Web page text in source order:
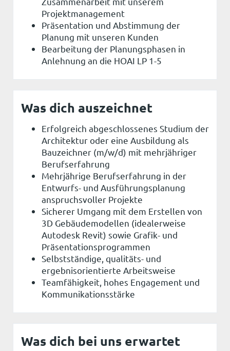
Projektmanagement
Präsentation und Abstimmung der
Planung mit unseren Kunden
Bearbeitung der Planungsphasen in
Anlehnung an die HOAI LP 1-5
Was dich auszeichnet
Erfolgreich abgeschlossenes Studium der
Architektur oder eine Ausbildung als
Bauzeichner (m/w/d) mit mehrjähriger
Berufserfahrung
Mehrjährige Berufserfahrung in der
Entwurfs- und Ausführungsplanung
anspruchsvoller Projekte
Sicherer Umgang mit dem Erstellen von
3D Gebäudemodellen (idealerweise
Autodesk Revit) sowie Grafik- und
Präsentationsprogrammen
Selbstständige, qualitäts- und
ergebnisorientierte Arbeitsweise
Teamfähigkeit, hohes Engagement und
Kommunikationsstärke
Was dich bei uns erwartet